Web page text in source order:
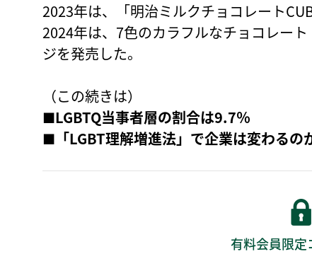
2023年は、「明治ミルクチョコレート
2024年は、7色のカラフルなチョコレー
ジを発売した。
（この続きは）
■LGBTQ当事者層の割合は9.7％
■「LGBT理解増進法」で企業は変わるの
有料会員限定